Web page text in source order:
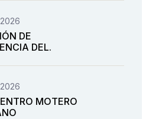
DE
DEL.
MOTERO